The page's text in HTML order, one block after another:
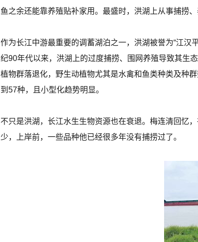
鱼之余还能靠养殖贴补家用。最盛时，洪湖上从事捕捞
作为长江中游最重要的调蓄湖泊之一，洪湖被誉为“江汉
纪90年代以来，洪湖上的过度捕捞、围网养殖导致其生
植物群落退化，野生动植物尤其是水禽和鱼类种类及种
到57种，且小型化趋势明显。
不只是洪湖，长江水生生物资源也在衰退。梅连清回忆
少，上岸前，一些品种他已经很多年没有捕捞过了。